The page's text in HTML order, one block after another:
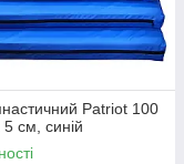
Patriot 100
см, синій